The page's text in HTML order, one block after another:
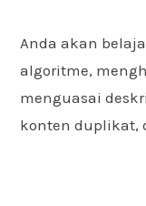
Anda akan
algoritme,
menguasai
konten duplikat,